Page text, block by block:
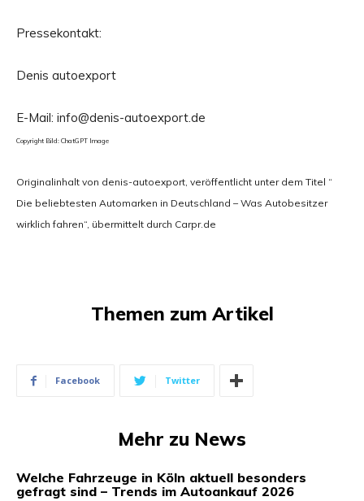
Pressekontakt:
Denis autoexport
E-Mail: info@denis-autoexport.de
Copyright Bild: ChatGPT Image
Originalinhalt von denis-autoexport, veröffentlicht unter dem Titel “
Die beliebtesten Automarken in Deutschland – Was Autobesitzer
wirklich fahren“, übermittelt durch Carpr.de
Themen zum Artikel
Facebook Twitter
Mehr zu News
Welche Fahrzeuge in Köln aktuell besonders
gefragt sind – Trends im Autoankauf 2026